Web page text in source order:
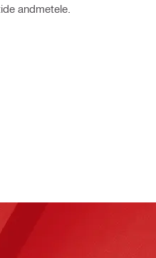
andmetele.